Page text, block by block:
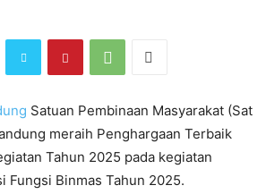
Satuan Pembinaan Masyarakat (Sat
meraih Penghargaan Terbaik
Tahun 2025 pada kegiatan
Fungsi Binmas Tahun 2025.